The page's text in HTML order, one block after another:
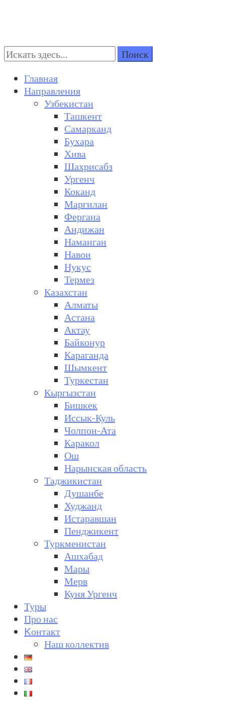
Turkestan Travel
Discover Central Asia
Поиск:
Главная
Направления
Узбекистан
Ташкент
Самарканд
Бухара
Хива
Шахрисабз
Ургенч
Коканд
Маргилан
Фергана
Андижан
Наманган
Навои
Нукус
Термез
Казахстан
Алматы
Астана
Актау
Байконур
Караганда
Шымкент
Туркестан
Кыргызстан
Бишкек
Иссык-Куль
Чолпон-Ата
Каракол
Ош
Нарынская область
Таджикистан
Душанбе
Худжанд
Истаравшан
Пенджикент
Туркменистан
Ашхабад
Мары
Мерв
Куня Ургенч
Туры
Про нас
Kонтакт
Наш коллектив